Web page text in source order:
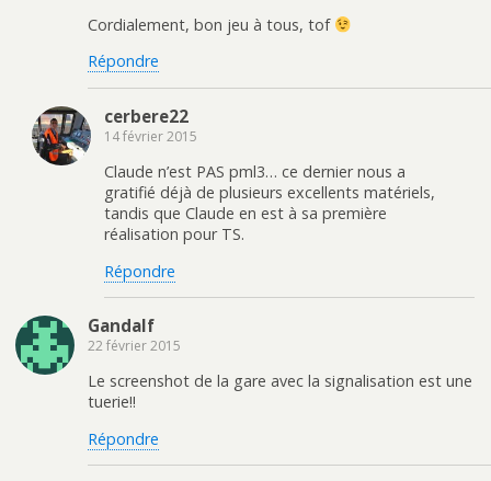
Cordialement, bon jeu à tous, tof
Répondre
cerbere22
14 février 2015
Claude n’est PAS pml3… ce dernier nous a
gratifié déjà de plusieurs excellents matériels,
tandis que Claude en est à sa première
réalisation pour TS.
Répondre
Gandalf
22 février 2015
Le screenshot de la gare avec la signalisation est une
tuerie!!
Répondre